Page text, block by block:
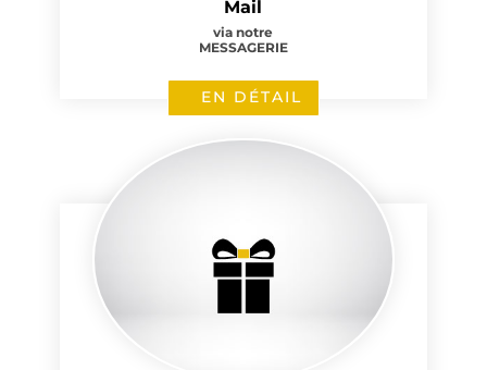
Mail
via notre
MESSAGERIE
EN DÉTAIL